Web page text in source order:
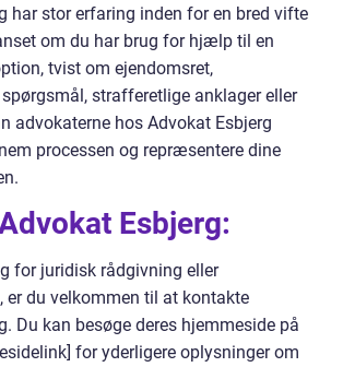
har stor erfaring inden for en bred vifte
om du har brug for hjælp til en
tvist om ejendomsret,
strafferetlige anklager eller
advokaterne hos Advokat Esbjerg
processen og repræsentere dine
Esbjerg:
for juridisk rådgivning eller
er du velkommen til at kontakte
Du kan besøge deres hjemmeside på
for yderligere oplysninger om